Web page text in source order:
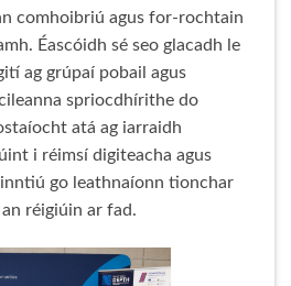
comhoibriú agus for-rochtain
Éascóidh sé seo glacadh le
ag grúpaí pobail agus
spriocdhírithe do
atá ag iarraidh
i réimsí digiteacha agus
go leathnaíonn tionchar
réigiúin ar fad.